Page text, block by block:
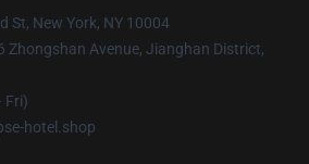
St, New York, NY 10004
Zhongshan Avenue, Jianghan District,
Fri)
hotel.shop